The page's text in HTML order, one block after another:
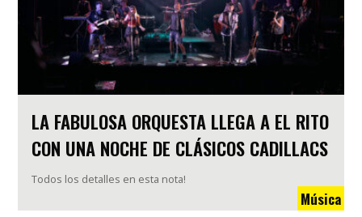
LA FABULOSA ORQUESTA LLEGA A EL RITO
CON UNA NOCHE DE CLÁSICOS CADILLACS
Todos los detalles en esta nota!
Música